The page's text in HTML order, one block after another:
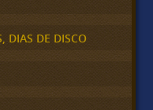
DIAS DE DISCO